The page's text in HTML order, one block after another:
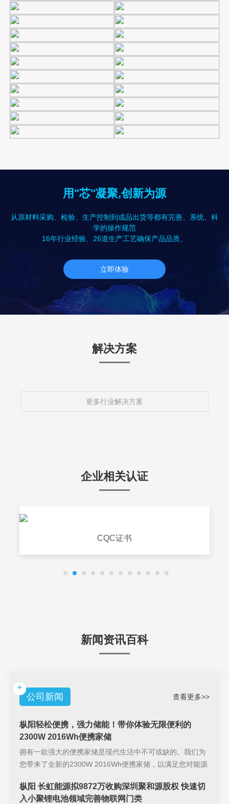
用"芯"凝聚,创新为源
从原材料采购、检验、生产控制到成品出货等都有完善、系统、科
学的操作规范
16年行业经验、26道生产工艺确保产品品质、
立即体验
解决方案
更多行业解决方案
企业相关认证
CQC证书
新闻资讯百科
+
公司新闻
查看更多>>
枞阳轻松便携，强力储能！带你体验无限便利的
2300W 2016Wh便携家储
拥有一款强大的便携家储是现代生活中不可或缺的。我们为
您带来了全新的2300W 2016Wh便携家储，以满足您对能源
枞阳 长虹能源拟9872万收购深圳聚和源股权 快速切
入小聚锂电池领域完善物联网门类